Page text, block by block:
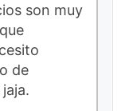
son muy
de